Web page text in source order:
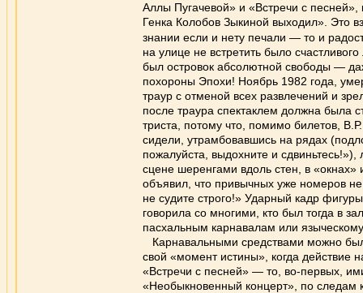
Аллы Пугачевой» и «Встречи с
Генка Колобов Зыкиной выходил». Это
знании если и нету печали — то и
на улице не встретить было
был островок абсолютной свободы —
похороны Эпохи! Ноябрь 1982 года,
траур с отменой всех развлечений и
после траура спектаклем должна была
триста, потому что, помимо билетов,
сидели, утрамбовавшись на рядах
пожалуйста, выдохните и
сцене шеренгами вдоль стен, в
объявил, что привычных уже номеров
не судите строго!» Ударный кадр
говорила со многими, кто был тогда в
пасхальным карнавалам или
Карнавальными средствами можно
свой «момент истины», когда действие
«Встречи с песней» — то, во-первых,
«Необыкновенный концерт», по следам